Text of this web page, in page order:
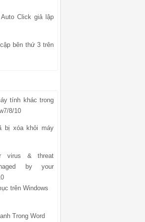
Click giả lập
bên thứ 3 trên
tính khác trong
8/10
bị xóa khỏi máy
virus & threat
by your
trên Windows
Trong Word